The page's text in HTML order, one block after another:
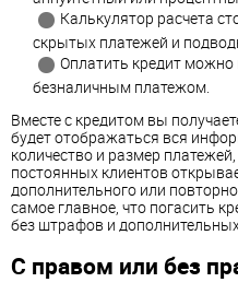
Калькулятор расчета
скрытых платежей и
Оплатить кредит можно
безналичным платежом.
Вместе с кредитом вы
будет отображаться вся
количество и размер
постоянных клиентов
дополнительного или
самое главное, что погасить
без штрафов и
С правом или без